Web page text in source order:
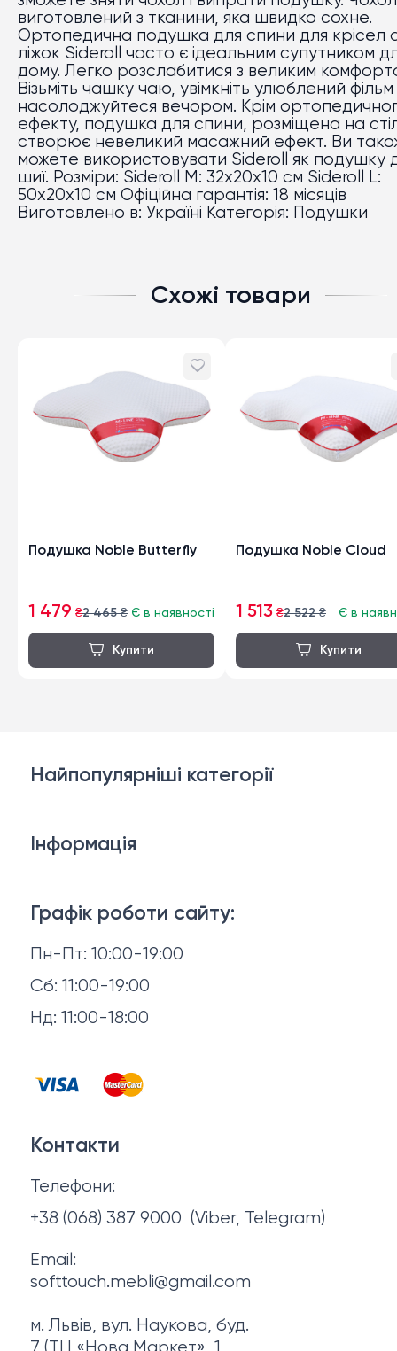
виготовлений з тканини, яка швидко сохне.
Ортопедична подушка для спини для крісел
ліжок Sideroll часто є ідеальним супутником
дому. Легко розслабитися з великим
Візьміть чашку чаю, увімкніть улюблений фільм
насолоджуйтеся вечором. Крім
ефекту, подушка для спини, розміщена на
створює невеликий масажний ефект. Ви
можете використовувати Sideroll як подушку
шиї. Розміри: Sideroll M: 32x20х10 см Sideroll L:
50х20х10 см Офіційна гарантія: 18 місяців
Виготовлено в: Україні Категорія: Подушки
Схожі товари
Подушка Noble Butterfly
1 479 ₴2 465₴ Є в наявності
Подушка Noble Cloud
1 513 ₴2 522₴ Є в
Графік роботи сайту:
Пн-Пт: 10:00-19:00
Сб: 11:00-19:00
Нд: 11:00-18:00
Найпопулярніші категорії
Матраци
Аксесуари для сну
Тумби та комоди
Інформація
Повернення й обмін
Відгуки
Контакти
Політика конфіденційності
Контакти
Телефони:
+38 (068) 387 9000 (Viber, Telegram)
Email:
softtouch.mebli@gmail.com
м. Львів, вул. Наукова, буд.